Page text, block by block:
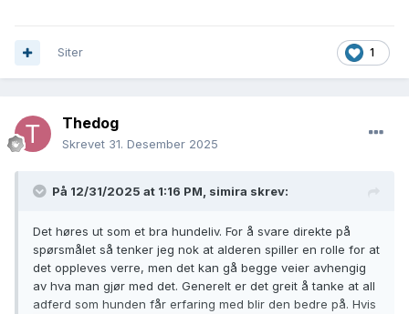
1
Siter
Thedog
Skrevet 31. Desember 2025
På 12/31/2025 at 1:16 PM, simira skrev:
Det høres ut som et bra hundeliv. For å svare direkte på
spørsmålet så tenker jeg nok at alderen spiller en rolle for at
det oppleves verre, men det kan gå begge veier avhengig
av hva man gjør med det. Generelt er det greit å tanke at all
adferd som hunden får erfaring med blir den bedre på. Hvis